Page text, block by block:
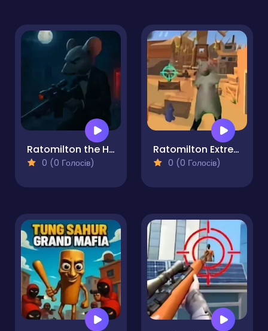
Ratomilton the Hitman
0 (0 Голосів)
Ratomilton Extreme Gunner
0 (0 Голосів)